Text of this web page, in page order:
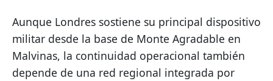
Aunque Londres sostiene su principal dispositivo
militar desde la base de Monte Agradable en
Malvinas, la continuidad operacional también
depende de una red regional integrada por